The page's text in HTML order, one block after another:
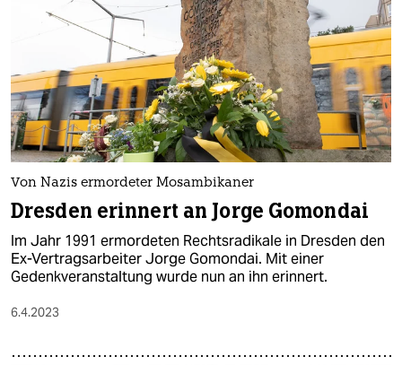
Von Nazis ermordeter Mosambikaner
Dresden erinnert an Jorge Gomondai
Im Jahr 1991 ermordeten Rechtsradikale in Dresden den
Ex-Vertragsarbeiter Jorge Gomondai. Mit einer
Gedenkveranstaltung wurde nun an ihn erinnert.
6.4.2023